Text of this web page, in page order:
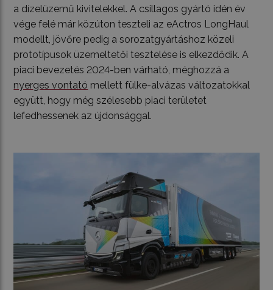
a dízelüzemű kivitelekkel. A csillagos gyártó idén év
vége felé már közúton teszteli az eActros LongHaul
modellt, jövőre pedig a sorozatgyártáshoz közeli
prototípusok üzemeltetői tesztelése is elkezdődik. A
piaci bevezetés 2024-ben várható, méghozzá a
nyerges vontató mellett fülke-alvázas változatokkal
együtt, hogy még szélesebb piaci területet
lefedhessenek az újdonsággal.